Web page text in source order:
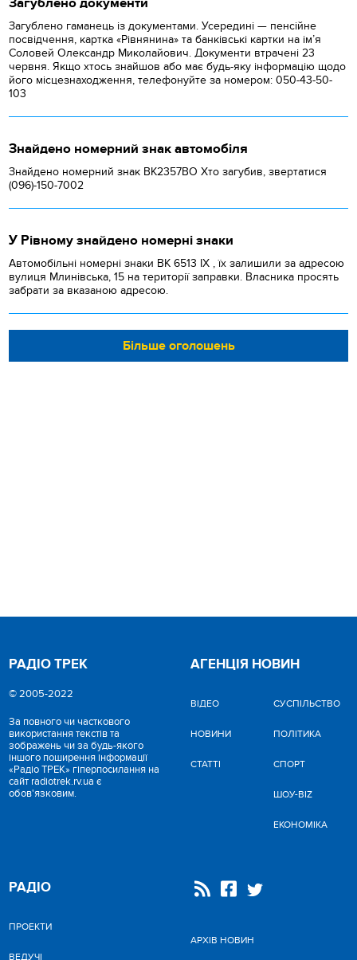
Загублено гаманець із документами. Усередині — пенсійне
посвідчення, картка «Рівнянина» та банківські картки на ім’я
Соловей Олександр Миколайович. Документи втрачені 23
червня. Якщо хтось знайшов або має будь-яку інформацію щодо
його місцезнаходження, телефонуйте за номером: 050-43-50-
103
Знайдено номерний знак автомобіля
Знайдено номерний знак ВК2357ВО Хто загубив, звертатися
(096)-150-7002
У Рівному знайдено номерні знаки
Автомобільні номерні знаки BK 6513 IX , їх залишили за адресою
вулиця Млинівська, 15 на території заправки. Власника просять
забрати за вказаною адресою.
Більше оголошень
РАДІО ТРЕК
© 2005-2022
За повного чи часткового
використання текстів та
зображень чи за будь-якого
іншого поширення інформації
«Радіо ТРЕК» гіперпосилання на
сайт radiotrek.rv.ua є
обов'язковим.
АГЕНЦІЯ НОВИН
ВІДЕО
НОВИНИ
СТАТТІ
CУСПІЛЬСТВО
ПОЛІТИКА
СПОРТ
ШОУ-BIZ
ЕКОНОМІКА
РАДІО
ПРОЕКТИ
ВЕДУЧІ
АРХІВ НОВИН